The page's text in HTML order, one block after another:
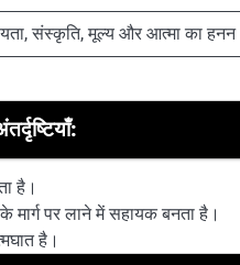
संस्कृति, मूल्य और आत्मा का हनन
है।
मार्ग पर लाने में सहायक बनता है।
है।